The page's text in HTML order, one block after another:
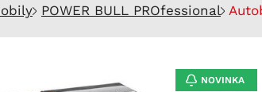
POWER BULL PROfessional
NOVINKA